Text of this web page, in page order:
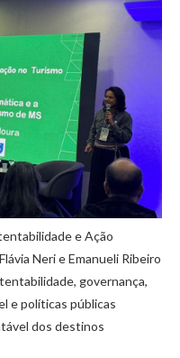
e Ação
Neri e Emanueli Ribeiro
governança,
e políticas públicas
dos destinos